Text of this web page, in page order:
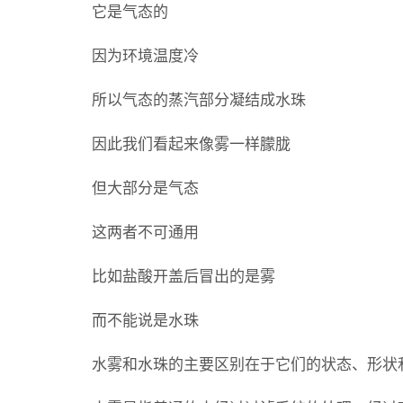
它是气态的
因为环境温度冷
所以气态的蒸汽部分凝结成水珠
因此我们看起来像雾一样朦胧
但大部分是气态
这两者不可通用
比如盐酸开盖后冒出的是雾
而不能说是水珠
水雾和水珠的主要区别在于它们的状态、形状